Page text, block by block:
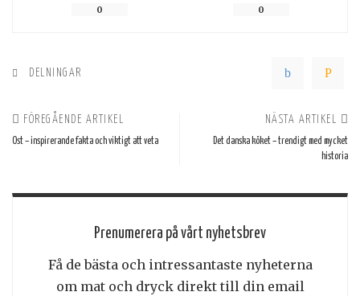
0 0
DELNINGAR
FÖREGÅENDE ARTIKEL
Ost – inspirerande fakta och viktigt att veta
NÄSTA ARTIKEL
Det danska köket – trendigt med mycket
historia
Prenumerera på vårt nyhetsbrev
Få de bästa och intressantaste nyheterna
om mat och dryck direkt till din email